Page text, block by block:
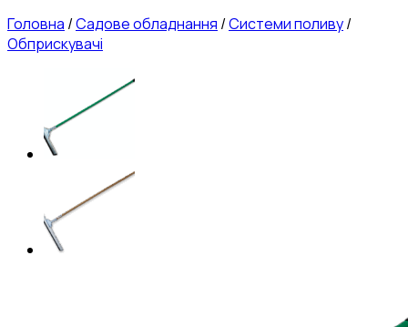
Головна /Садове обладнання /Системи поливу/
Обприскувачі